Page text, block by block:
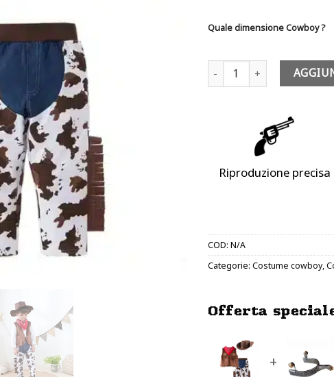
Quale dimensione Cowboy ?
Costume cowboy bambino
Riproduzione precisa
COD: N/A
Categorie: Costume cowboy,
Offerta
+